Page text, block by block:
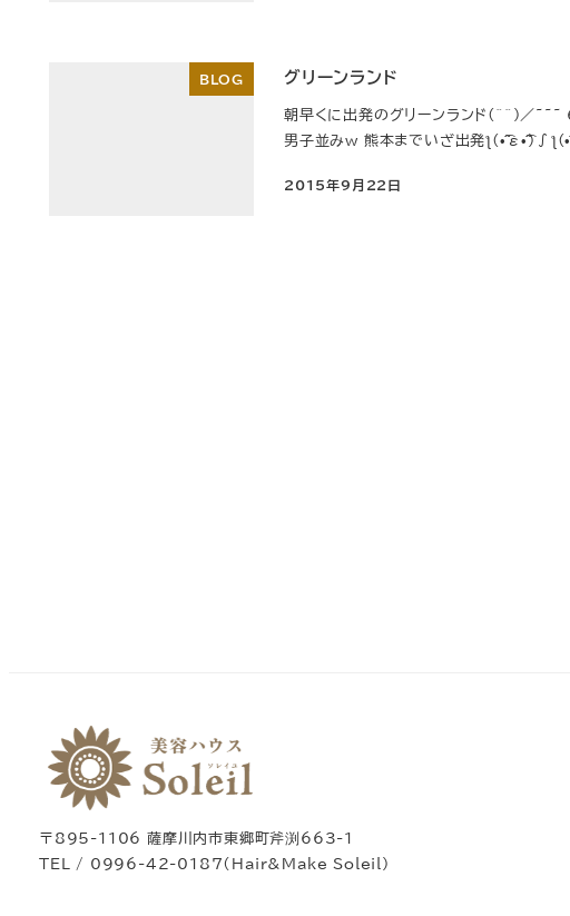
BLOG グリーンランド
朝早くに出発のグリーンランド(^^)／
男子並みw 熊本までいざ出発
2015年9月22日
〒895-1106 薩摩川内市東郷町斧渕663-1
TEL / 0996-42-0187（Hair&Make Soleil）